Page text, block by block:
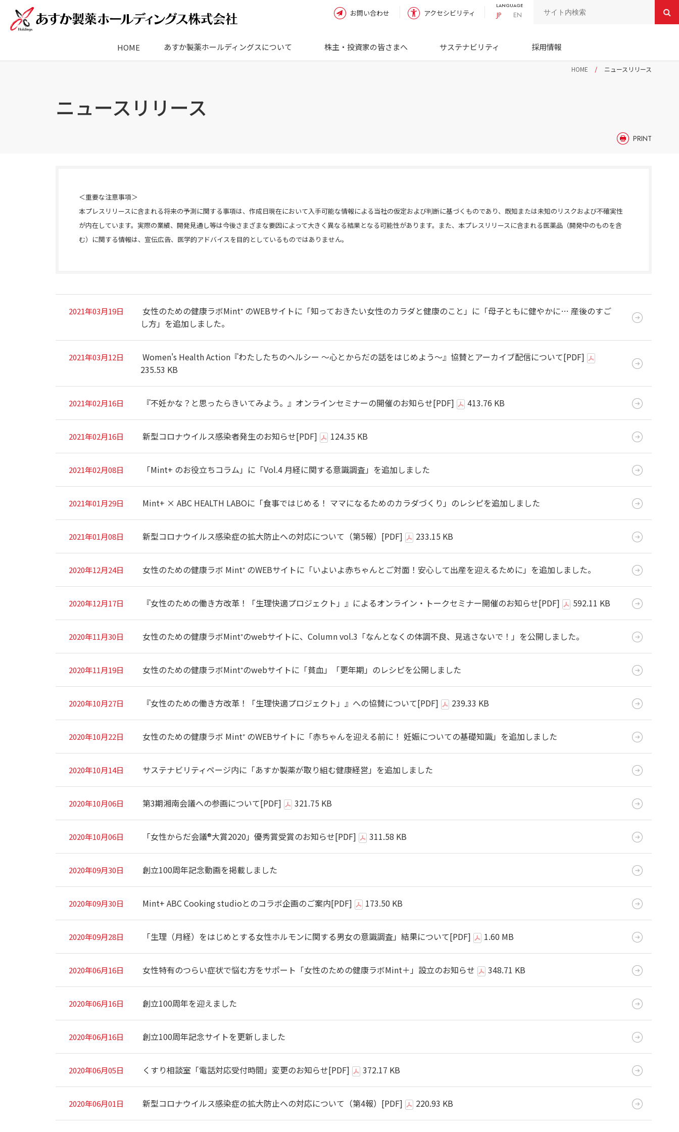
お問い合わせ アクセシビリティ
LANGUAGE
JP EN
HOME あすか製薬ホールディングスについて 株主・投資家の皆さまへ サステナビリティ 採用情報
HOME ニュースリリース
ニュースリリース
PRINT
＜重要な注意事項＞
本プレスリリースに含まれる将来の予測に関する事項は、作成日現在において入手可能な情報による当社の仮定および判断に基づくものであり、既知または未知のリスクおよび不確実性
が内在しています。実際の業績、開発見通し等は今後さまざまな要因によって大きく異なる結果となる可能性があります。また、本プレスリリースに含まれる医薬品（開発中のものを含
む）に関する情報は、宣伝広告、医学的アドバイスを目的としているものではありません。
2021年03月19日
女性のための健康ラボMint⁺ のWEBサイトに「知っておきたい女性のカラダと健康のこと」に「母子ともに健やかに… 産後のすご
し方」を追加しました。
2021年03月12日 Women's Health Action『わたしたちのヘルシー 〜⼼とからだの話をはじめよう〜』協賛とアーカイブ配信について[PDF]
235.53 KB
2021年02月16日 『不妊かな？と思ったらきいてみよう。』オンラインセミナーの開催のお知らせ[PDF] 413.76 KB
2021年02月16日 新型コロナウイルス感染者発生のお知らせ[PDF] 124.35 KB
2021年02月08日 「Mint+ のお役立ちコラム」に「Vol.4 月経に関する意識調査」を追加しました
2021年01月29日 Mint+ × ABC HEALTH LABOに「食事ではじめる！ ママになるためのカラダづくり」のレシピを追加しました
2021年01月08日 新型コロナウイルス感染症の拡大防止への対応について（第5報） [PDF] 233.15 KB
2020年12月24日 女性のための健康ラボ Mint⁺ のWEBサイトに「いよいよ赤ちゃんとご対面！安心して出産を迎えるために」を追加しました。
2020年12月17日 『女性のための働き方改革！「生理快適プロジェクト」』によるオンライン・トークセミナー開催のお知らせ[PDF] 592.11 KB
2020年11月30日 女性のための健康ラボMint⁺のwebサイトに、Column vol.3「なんとなくの体調不良、見逃さないで！」を公開しました。
2020年11月19日 女性のための健康ラボMint⁺のwebサイトに「貧血」「更年期」のレシピを公開しました
2020年10月27日 『女性のための働き方改革！「生理快適プロジェクト」』への協賛について[PDF] 239.33 KB
2020年10月22日 女性のための健康ラボ Mint⁺ のWEBサイトに「赤ちゃんを迎える前に！ 妊娠についての基礎知識」を追加しました
2020年10月14日 サステナビリティページ内に「あすか製薬が取り組む健康経営」を追加しました
2020年10月06日 第3期湘南会議への参画について[PDF] 321.75 KB
2020年10月06日 「女性からだ会議®大賞2020」優秀賞受賞のお知らせ[PDF] 311.58 KB
2020年09月30日 創立100周年記念動画を掲載しました
2020年09月30日 Mint+ ABC Cooking studioとのコラボ企画のご案内[PDF] 173.50 KB
2020年09月28日 「生理（月経）をはじめとする女性ホルモンに関する男女の意識調査」結果について[PDF] 1.60 MB
2020年06月16日 女性特有のつらい症状で悩む方をサポート「女性のための健康ラボMint＋」設立のお知らせ 348.71 KB
2020年06月16日 創立100周年を迎えました
2020年06月16日 創立100周年記念サイトを更新しました
2020年06月05日 くすり相談室「電話対応受付時間」変更のお知らせ[PDF] 372.17 KB
2020年06月01日 新型コロナウイルス感染症の拡大防止への対応について（第4報） [PDF] 220.93 KB